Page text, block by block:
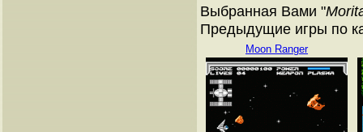
Выбранная Вами "
Предыдущие игры по
Moon Ranger